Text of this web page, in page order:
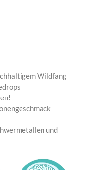
Wildfang
und